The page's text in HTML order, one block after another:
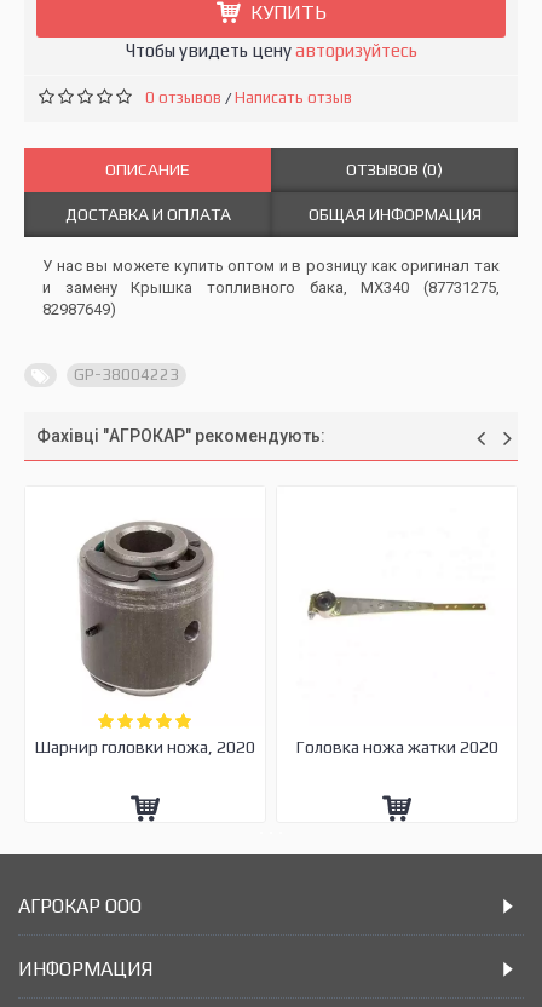
КУПИТЬ
Чтобы увидеть ценуавторизуйтесь
0 отзывов /Написать отзыв
ОПИСАНИЕ ОТЗЫВОВ (0)
ДОСТАВКА И ОПЛАТА ОБЩАЯ ИНФОРМАЦИЯ
У нас вы можете купить оптом и в розницу как оригинал так
и замену Крышка топливного бака, MX340 (87731275,
82987649)
GP-38004223
Фахівці "АГРОКАР" рекомендують:
Шарнир головки ножа, 2020 Головка ножа жатки 2020
АГРОКАР ООО
ИНФОРМАЦИЯ